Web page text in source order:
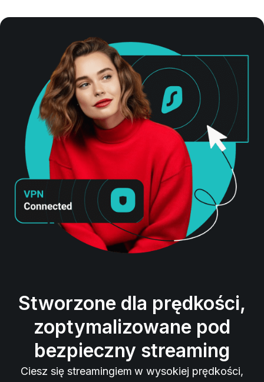
Stworzone dla prędkości,
zoptymalizowane pod
bezpieczny streaming
Ciesz się streamingiem w wysokiej prędkości,